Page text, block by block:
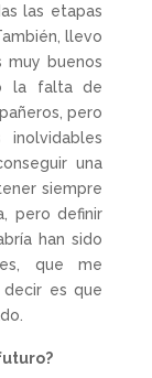
las etapas
llevo
muy buenos
la falta de
pero
una
siempre
pero definir
han sido
que me
es que